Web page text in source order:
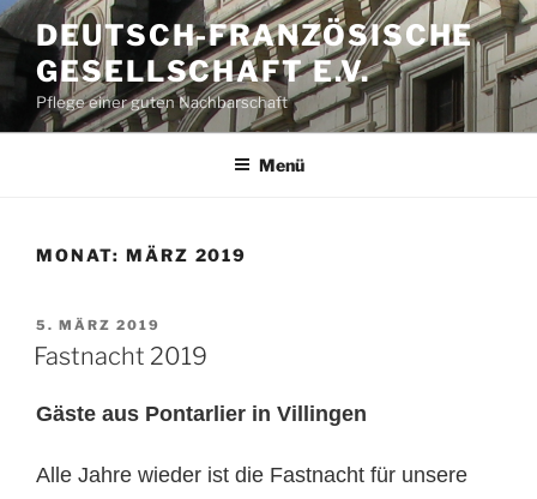
Zum
Inhalt
springen
DEUTSCH-FRANZÖSISCHE
GESELLSCHAFT E.V.
Pflege einer guten Nachbarschaft
Menü
MONAT: MÄRZ 2019
VERÖFFENTLICHT
AM
5. MÄRZ 2019
Fastnacht 2019
Gäste aus Pontarlier in Villingen
Alle Jahre wieder ist die Fastnacht für unsere